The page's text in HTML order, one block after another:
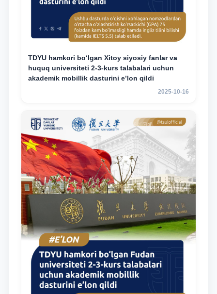
TDYU hamkori bo‘lgan Xitoy siyosiy fanlar va
huquq universiteti 2-3-kurs talabalari uchun
akademik mobillik dasturini e’lon qildi
2025-10-16